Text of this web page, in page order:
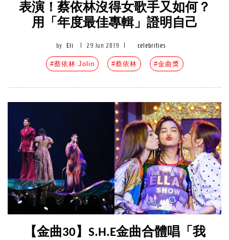
表演！蔡依林沒得女歌手又如何？
用「年度最佳專輯」證明自己
by Eli 29 Jun 2019 celebrities
#蔡依林 Jolin #蔡依林 #金曲獎
【金曲30】S.H.E金曲合體唱「我